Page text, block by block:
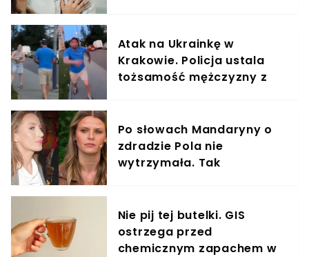
Atak na Ukrainkę w
Krakowie. Policja ustala
tożsamość mężczyzny z
Po słowach Mandaryny o
zdradzie Pola nie
wytrzymała. Tak
Nie pij tej butelki. GIS
ostrzega przed
chemicznym zapachem w